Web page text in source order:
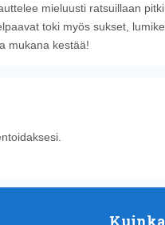
mieluusti ratsuillaan
toki myös sukset,
mukana kestää!